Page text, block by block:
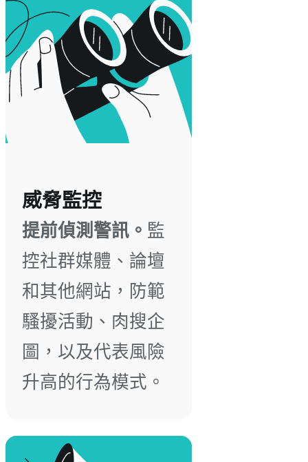
威脅監控
提前偵測警訊。 監
控社群媒體、論壇
和其他網站，防範
騷擾活動、肉搜企
圖，以及代表風險
升高的行為模式。